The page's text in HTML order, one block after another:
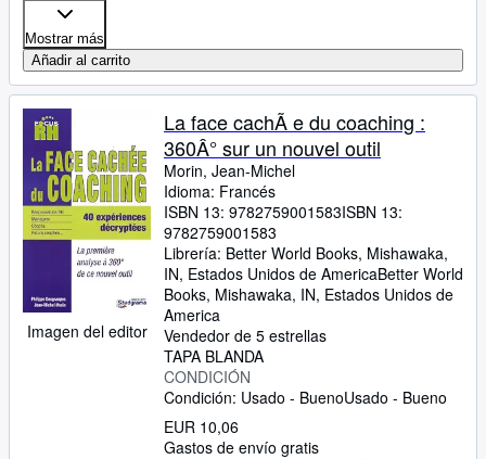
Mostrar más
Añadir al carrito
Imagen del editor
La face cachÃ e du coaching :
360Â° sur un nouvel outil
Morin, Jean-Michel
Idioma: Francés
ISBN 13: 9782759001583ISBN 13:
9782759001583
Librería: Better World Books, Mishawaka,
IN, Estados Unidos de AmericaBetter World
Books, Mishawaka, IN, Estados Unidos de
America
Vendedor de 5 estrellas
TAPA BLANDA
CONDICIÓN
Condición: Usado - BuenoUsado - Bueno
EUR 10,06
Gastos de envío gratis